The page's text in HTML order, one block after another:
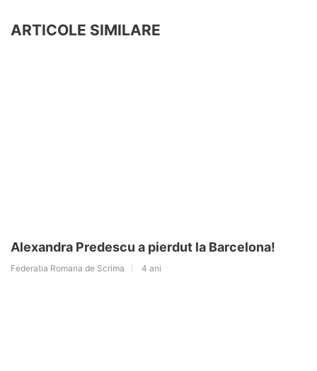
ARTICOLE SIMILARE
Alexandra Predescu a pierdut la Barcelona!
Federatia Romana de Scrima 4 ani